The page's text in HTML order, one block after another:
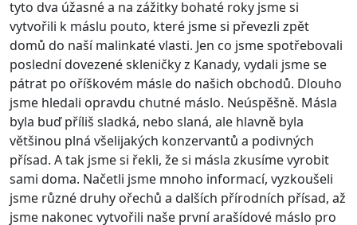
tyto dva úžasné a na zážitky bohaté roky jsme si
vytvořili k máslu pouto, které jsme si převezli zpět
domů do naší malinkaté vlasti. Jen co jsme spotřebovali
poslední dovezené skleničky z Kanady, vydali jsme se
pátrat po oříškovém másle do našich obchodů. Dlouho
jsme hledali opravdu chutné máslo. Neúspěšně. Másla
byla buď příliš sladká, nebo slaná, ale hlavně byla
většinou plná všelijakých konzervantů a podivných
přísad. A tak jsme si řekli, že si másla zkusíme vyrobit
sami doma. Načetli jsme mnoho informací, vyzkoušeli
jsme různé druhy ořechů a dalších přírodních přísad, až
jsme nakonec vytvořili naše první arašídové máslo pro